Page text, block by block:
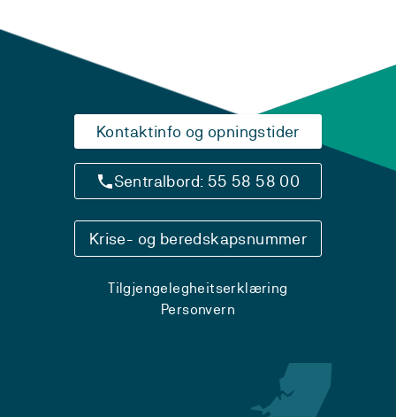
Kontaktinfo og opningstider
Sentralbord: 55 58 58 00
Krise- og beredskapsnummer
Tilgjengelegheitserklæring
Personvern